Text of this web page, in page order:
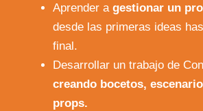
Aprender agestionar un
desde las primeras ideas
final.
Desarrollar un trabajo de
creando bocetos,
props.